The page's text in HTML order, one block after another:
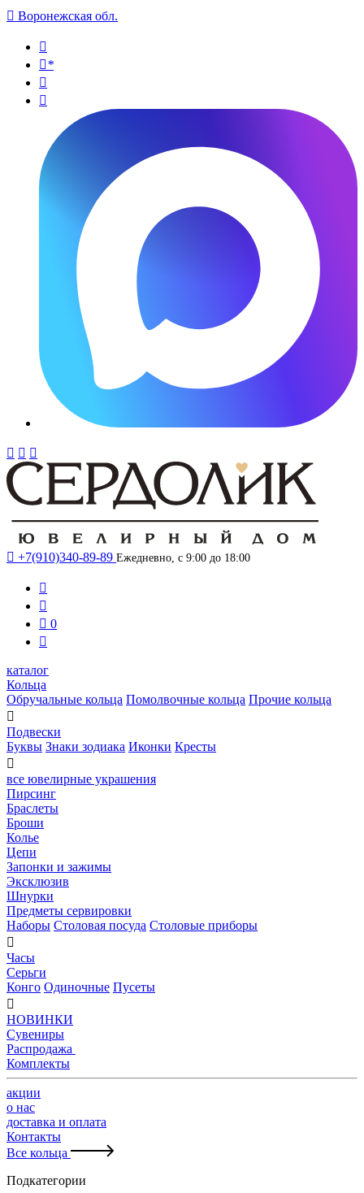
 Воронежская обл.

*


  
 +7(910)340-89-89 Ежедневно, с 9:00 до 18:00


 0

каталог
Кольца
Обручальные кольца Помолвочные кольца Прочие кольца

Подвески
Буквы Знаки зодиака Иконки Кресты

все ювелирные украшения
Пирсинг
Браслеты
Броши
Колье
Цепи
Запонки и зажимы
Эксклюзив
Шнурки
Предметы сервировки
Наборы Столовая посуда Столовые приборы

Часы
Серьги
Конго Одиночные Пусеты

НОВИНКИ
Сувениры
Распродажа
Комплекты
акции
о нас
доставка и оплата
Контакты
Все кольца
Подкатегории